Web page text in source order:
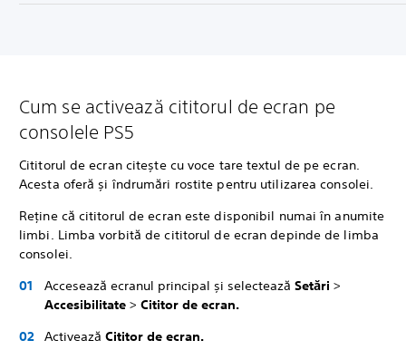
Cum se activează cititorul de ecran pe
consolele PS5
Cititorul de ecran citește cu voce tare textul de pe ecran.
Acesta oferă și îndrumări rostite pentru utilizarea consolei.
Reține că cititorul de ecran este disponibil numai în anumite
limbi. Limba vorbită de cititorul de ecran depinde de limba
consolei.
Accesează ecranul principal și selectează Setări >
Accesibilitate > Cititor de ecran.
Activează Cititor de ecran.